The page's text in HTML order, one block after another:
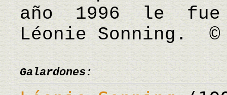
año 1996 le fue
Léonie Sonning.
Galardones: